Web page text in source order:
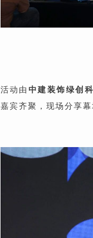
活动由 中建装饰绿创
嘉宾齐聚，现场分享